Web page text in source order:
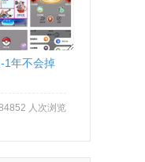
1年不会掉
人次浏览